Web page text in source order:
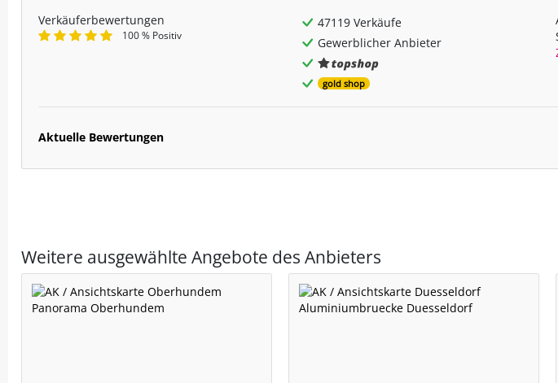
Verkäuferbewertungen
100 % Positiv
47119 Verkäufe
Gewerblicher Anbieter
gold shop
Aktuelle Bewertungen
Weitere ausgewählte Angebote des Anbieters